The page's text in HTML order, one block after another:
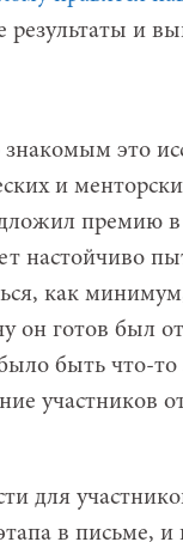
результаты и
это
и
премию в
настойчиво
как
готов был
быть что-
участников
для
в письме, и